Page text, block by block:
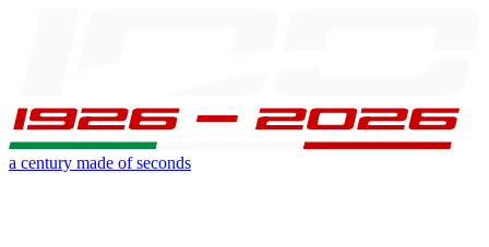
a century made of seconds